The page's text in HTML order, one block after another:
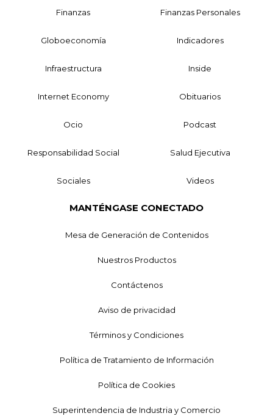
Finanzas Finanzas Personales
Globoeconomía Indicadores
Infraestructura Inside
Internet Economy Obituarios
Ocio Podcast
Responsabilidad Social Salud Ejecutiva
Sociales Videos
MANTÉNGASE CONECTADO
Mesa de Generación de Contenidos
Nuestros Productos
Contáctenos
Aviso de privacidad
Términos y Condiciones
Política de Tratamiento de Información
Política de Cookies
Superintendencia de Industria y Comercio